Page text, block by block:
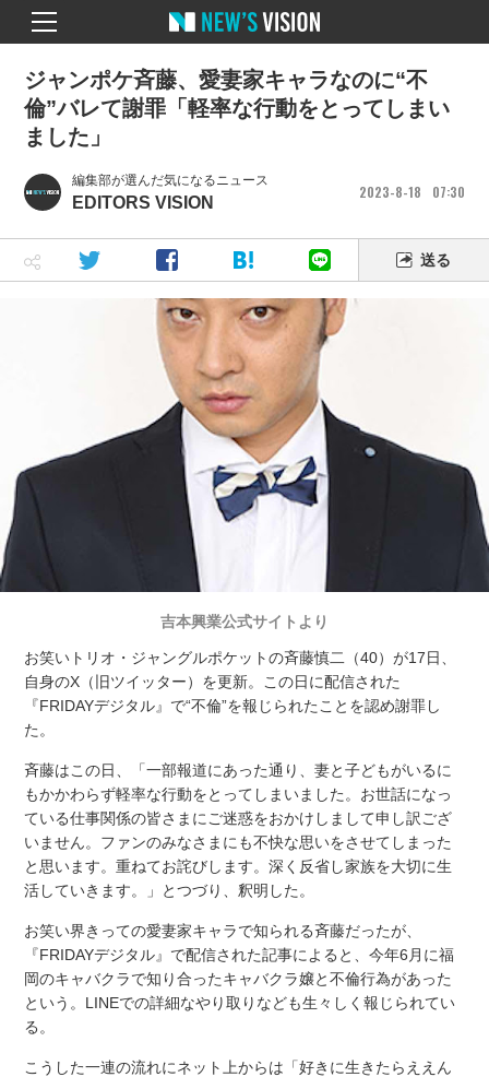
編集部が選んだ気になるニュース
EDITORS VISION
2023 8 18 07 30
ジャンポケ斉藤、愛妻家キャラなのに“不
倫”バレて謝罪「軽率な行動をとってしまい
ました」
送る
吉本興業公式サイトより
お笑いトリオ・ジャングルポケットの斉藤慎二（40）が17日、
自身のX（旧ツイッター）を更新。この日に配信された
『FRIDAYデジタル』で“不倫”を報じられたことを認め謝罪し
た。
斉藤はこの日、「一部報道にあった通り、妻と子どもがいるに
もかかわらず軽率な行動をとってしまいました。お世話になっ
ている仕事関係の皆さまにご迷惑をおかけしまして申し訳ござ
いません。ファンのみなさまにも不快な思いをさせてしまった
と思います。重ねてお詫びします。深く反省し家族を大切に生
活していきます。」とつづり、釈明した。
お笑い界きっての愛妻家キャラで知られる斉藤だったが、
『FRIDAYデジタル』で配信された記事によると、今年6月に福
岡のキャバクラで知り合ったキャバクラ嬢と不倫行為があった
という。LINEでの詳細なやり取りなども生々しく報じられてい
る。
こうした一連の流れにネット上からは「好きに生きたらええん